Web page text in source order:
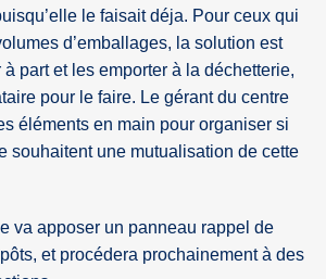
le faisait déja. Pour ceux qui
d’emballages, la solution est
part et les emporter à la déchetterie,
pour le faire. Le gérant du centre
éléments en main pour organiser si
souhaitent une mutualisation de cette
va apposer un panneau rappel de
et procédera prochainement à des